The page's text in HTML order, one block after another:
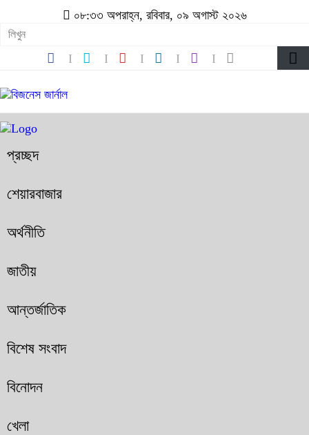
০৮:৩৩ অপরাহ্ন, রবিবার, ০৯ অগাস্ট ২০২৬
প্রচ্ছদ
শেয়ারবাজার
অর্থনীতি
জাতীয়
আন্তর্জাতিক
বিশেষ সংবাদ
বিনোদন
খেলা